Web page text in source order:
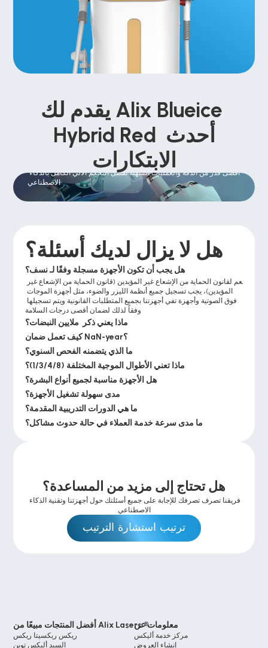
يقدم لك Alix Blueice
Hybrid Red أحدث
الابتكارات
المعالجة التلقائية المعالجة
أقصى قدر من الدقة والعمليات السهلة بفضل التحكم الآلي الكامل بالذكاء
الاصطناعي
هل لا يزال لديك أسئلة؟
هل يجب أن تكون الأجهزة مسجلة وفقًا لـ نسف؟
المؤيدين)، يجب تسجيل جميع أنظمة الليزر والضوء، مثل أجهزة الموجات
وفقاً لذلك لضمان أقصى درجات السلامة
ماذا يعني ذكر  ملايين النبضات؟
كيف تعمل ضمان NaN-year؟
ما الذي يتضمنه الفحص السنوي؟
ماذا تعني الأطوال الموجية المختلفة (1/3/4/8)؟
هل الأجهزة مناسبة لجميع أنواع البشرة؟
مدى سهولة تشغيل الأجهزة؟
ما هي الدورات التدريبية المقدمة؟
ما مدى سرعة خدمة العملاء في حالة حدوث مشاكل؟
هل تحتاج إلى مزيد من المساعدة؟
الاصطناعي
ترتيب استشارة الترتيب
أفضل المنتجات مبيعًا من Alix Lasers ®
ريكس ريكسيتا ريكس
السيد أليكس توين
معلومات عن
مركز خدمة أليكس
إنشاء العروض